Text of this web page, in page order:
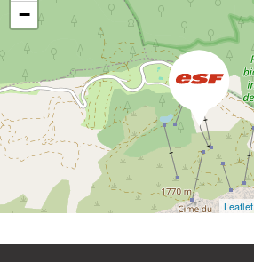
−
Leaflet